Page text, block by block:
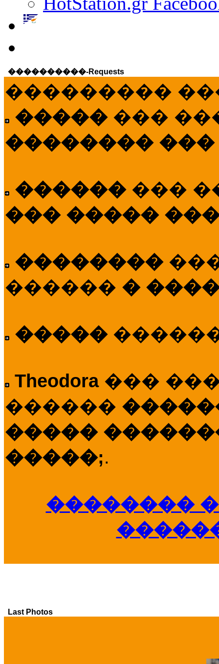
����������-Requests
���������
����� ���
��������
������ ���
��� �����
��������
������ �
�����
Theodora ���
������
�����
�����;.
��������
Last Photos